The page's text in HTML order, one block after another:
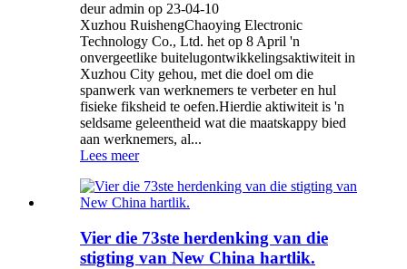
deur admin op 23-04-10
Xuzhou RuishengChaoying Electronic
Technology Co., Ltd. het op 8 April 'n
onvergeetlike buitelugontwikkelingsaktiwiteit in
Xuzhou City gehou, met die doel om die
spanwerk van werknemers te verbeter en hul
fisieke fiksheid te oefen.Hierdie aktiwiteit is 'n
seldsame geleentheid wat die maatskappy bied
aan werknemers, al...
Lees meer
Vier die 73ste herdenking van die
stigting van New China hartlik.